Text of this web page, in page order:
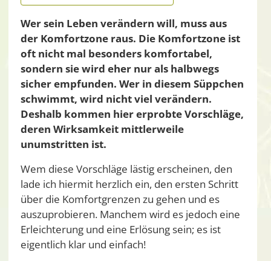
Wer sein Leben verändern will, muss aus
der Komfortzone raus. Die Komfortzone ist
oft nicht mal besonders komfortabel,
sondern sie wird eher nur als halbwegs
sicher empfunden. Wer in diesem Süppchen
schwimmt, wird nicht viel verändern.
Deshalb kommen hier erprobte Vorschläge,
deren Wirksamkeit mittlerweile
unumstritten ist.
Wem diese Vorschläge lästig erscheinen, den
lade ich hiermit herzlich ein, den ersten Schritt
über die Komfortgrenzen zu gehen und es
auszuprobieren. Manchem wird es jedoch eine
Erleichterung und eine Erlösung sein; es ist
eigentlich klar und einfach!